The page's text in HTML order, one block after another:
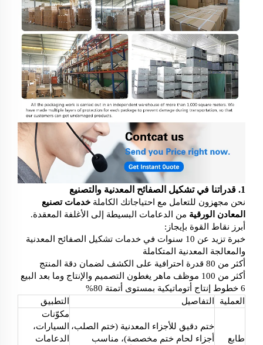
1. قدراتنا في تشكيل الصفائح المعدنية والتصنيع
نحن مجهزون للتعامل مع احتياجاتك الكاملة خدمات تصنيع
المعادن الورقية من الدعامات البسيطة إلى الأغلفة المعقدة.
أبرز نقاط القوة بإيجاز:
خبرة تزيد عن 10 سنوات في خدمات تشكيل الصفائح المعدنية
والمعالجة المعدنية المتكاملة
أكثر من 80 قدرة احترافية على الكشف لضمان دقة المنتج
أكثر من 100 موظف ماهر يغطون التصميم والإنتاج وما بعد البيع
6 خطوط إنتاج أتوماتيكية بمستوى أتمتة 80%
العملية
التفاصيل التطبيق
طابع
ختم دقيق للأجزاء المعدنية (ختم الصلب،
أجزاء لحام ختم مخصصة)، مناسب
مكوّنات
السيارات،
الدعامات